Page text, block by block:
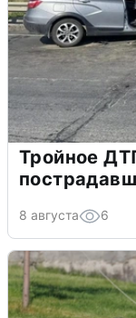
Тройное
8 августа 6